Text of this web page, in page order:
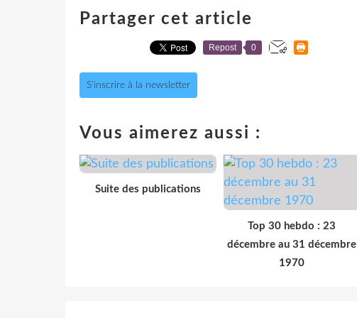
Partager cet article
Repost 0
S'inscrire à la newsletter
Vous aimerez aussi :
Suite des publications
Top 30 hebdo : 23
décembre au 31 décembre
1970